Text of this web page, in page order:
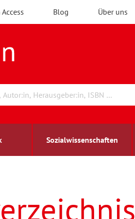
Blog Über uns
Sozialwissenschaften